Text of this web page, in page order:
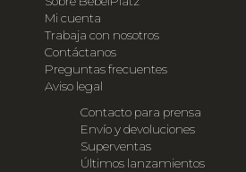
Mi cuenta
Trabaja con nosotros
Contáctanos
Preguntas frecuentes
Aviso legal
Contacto para prensa
Envío y devoluciones
Superventas
Últimos lanzamientos